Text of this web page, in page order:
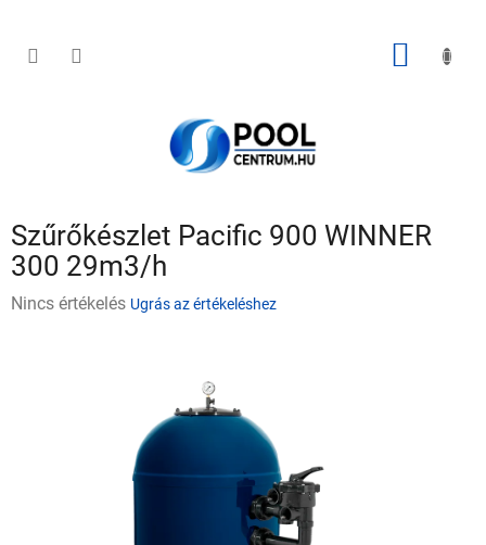
KOSÁR
Szűrőkészlet Pacific 900 WINNER
300 29m3/h
ANincs értékelés Ugrás az értékeléshez